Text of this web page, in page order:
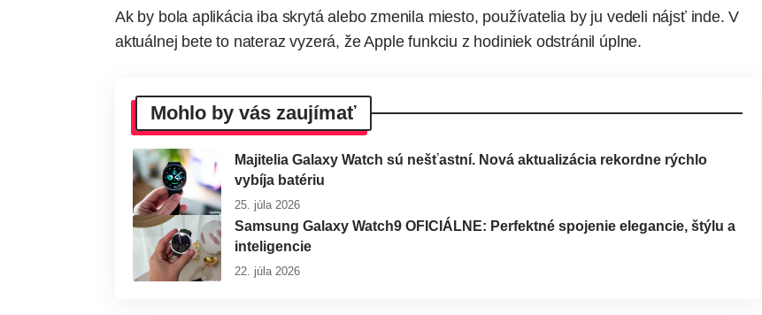
Ak by bola aplikácia iba skrytá alebo zmenila miesto, používatelia by ju vedeli nájsť inde. V
aktuálnej bete to nateraz vyzerá, že Apple funkciu z hodiniek odstránil úplne.
Mohlo by vás zaujímať
Majitelia Galaxy Watch sú nešťastní. Nová aktualizácia rekordne rýchlo
vybíja batériu
25. júla 2026
Samsung Galaxy Watch9 OFICIÁLNE: Perfektné spojenie elegancie, štýlu a
inteligencie
22. júla 2026